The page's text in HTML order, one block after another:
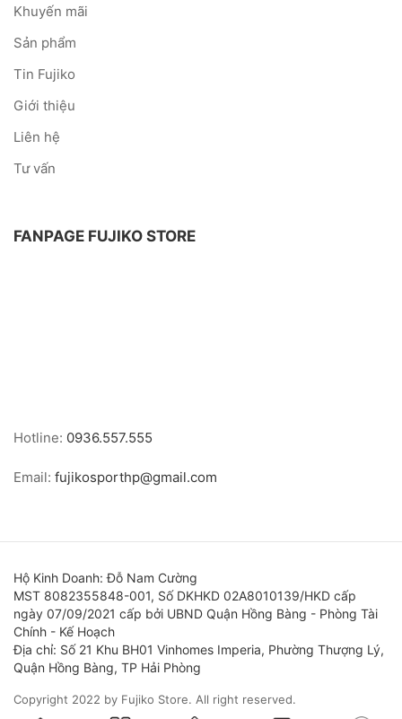
Khuyến mãi
Sản phẩm
Tin Fujiko
Giới thiệu
Liên hệ
Tư vấn
FANPAGE FUJIKO STORE
Hotline: 0936.557.555
Email: fujikosporthp@gmail.com
Hộ Kinh Doanh: Đỗ Nam Cường
MST 8082355848-001, Số DKHKD 02A8010139/HKD cấp
ngày 07/09/2021 cấp bởi UBND Quận Hồng Bàng - Phòng Tài
Chính - Kế Hoạch
Địa chỉ: Số 21 Khu BH01 Vinhomes Imperia, Phường Thượng Lý,
Quận Hồng Bàng, TP Hải Phòng
Copyright 2022 by Fujiko Store. All right reserved.